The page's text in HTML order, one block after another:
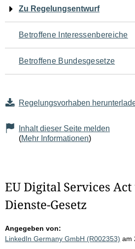
den
Seiteninhalt
Zu Regelungsentwurf
Betroffene Interessenbereiche
Betroffene Bundesgesetze
Regelungsvorhaben
Inhalt dieser Seite melden
(Mehr Informationen)
EU Digital Services
Dienste-Gesetz
Angegeben von:
LinkedIn Germany GmbH (R002353) am